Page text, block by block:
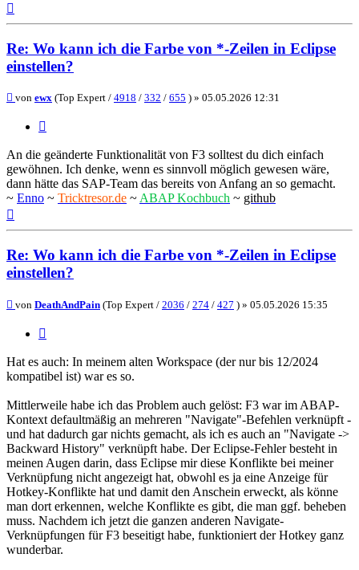
Re: Wo kann ich die Farbe von *-Zeilen in Eclipse
einstellen?
Beitrag
von ewx (Top Expert / 4918 / 332 / 655 ) » 05.05.2026 12:31
An die geänderte Funktionalität von F3 solltest du dich einfach
gewöhnen. Ich denke, wenn es sinnvoll möglich gewesen wäre,
dann hätte das SAP-Team das bereits von Anfang an so gemacht.
~ Enno ~ Tricktresor.de ~ABAP Kochbuch ~ github
oben
Re: Wo kann ich die Farbe von *-Zeilen in Eclipse
einstellen?
Beitrag
von DeathAndPain (Top Expert / 2036 / 274 / 427 ) » 05.05.2026 15:35
Hat es auch: In meinem alten Workspace (der nur bis 12/2024
kompatibel ist) war es so.
Mittlerweile habe ich das Problem auch gelöst: F3 war im ABAP-
Kontext defaultmäßig an mehreren "Navigate"-Befehlen verknüpft -
und hat dadurch gar nichts gemacht, als ich es auch an "Navigate ->
Backward History" verknüpft habe. Der Eclipse-Fehler besteht in
meinen Augen darin, dass Eclipse mir diese Konflikte bei meiner
Verknüpfung nicht angezeigt hat, obwohl es ja eine Anzeige für
Hotkey-Konflikte hat und damit den Anschein erweckt, als könne
man dort erkennen, welche Konflikte es gibt, die man ggf. beheben
muss. Nachdem ich jetzt die ganzen anderen Navigate-
Verknüpfungen für F3 beseitigt habe, funktioniert der Hotkey ganz
wunderbar.